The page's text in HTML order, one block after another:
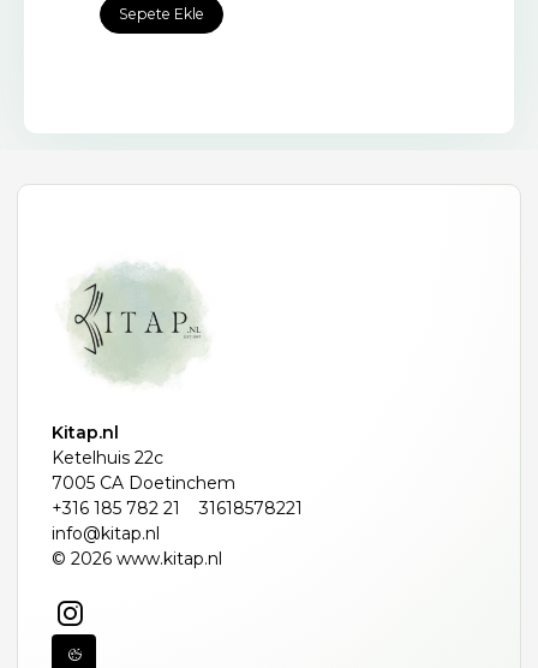
Sepete Ekle
Kitap.nl
Ketelhuis 22c
7005 CA Doetinchem
+316 185 782 21
31618578221
info@kitap.nl
© 2026 www.kitap.nl